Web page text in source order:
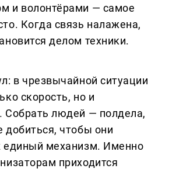
и волонтёрами — самое
Когда связь налажена,
делом техники.
в чрезвычайной ситуации
скорость, но и
Собрать людей — полдела,
добиться, чтобы они
единый механизм. Именно
приходится